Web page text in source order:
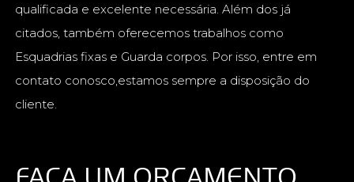
qualificada e excelente necessária. Além dos já
citados, também oferecemos trabalhos como
Esquadrias fixas e Guarda corpos. Por isso, entre em
contato conosco,estamos sempre a disposição do
cliente.